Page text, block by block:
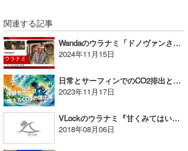
関連する記事
Wandaのウラナミ「ドノヴァンさんとの熱い夜(‘ω’)」
2024年11月15日
日常とサーフィンでのCO2排出とカーボン・オフセット｜MINのウラナミVol.371
2023年11月17日
VLockのウラナミ『甘くみてはいけない熱中症』
2018年08月06日